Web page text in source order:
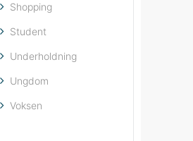
Shopping
Student
Underholdning
Ungdom
Voksen